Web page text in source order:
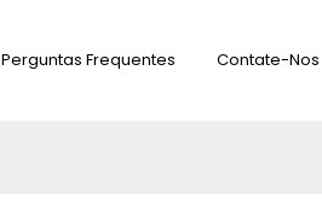
Perguntas Frequentes Contate-Nos